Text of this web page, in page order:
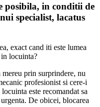
posibila, in conditii de
specialist, lacatus
exact cand iti este lumea
locuinta?
prin surprindere, nu
profesionist si cere-i
este recomandat sa
De obicei, blocarea